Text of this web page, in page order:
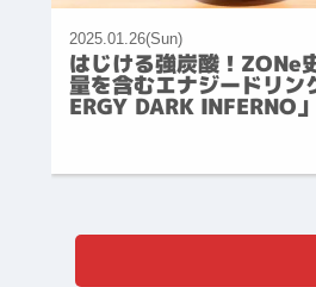
2025.01.26(Sun)
はじける強炭酸！ZONe
量を含むエナジードリ
ERGY DARK INFERNO